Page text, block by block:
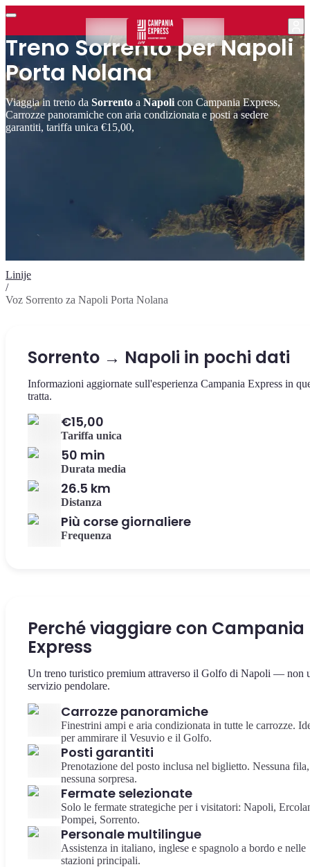
Treno Sorrento per Napoli
Porta Nolana
Viaggia in treno da Sorrento a Napoli con Campania Express,
Carrozze panoramiche con aria condizionata e posti a sedere
garantiti, tariffa unica €15,00,
Linije
/
Voz Sorrento za Napoli Porta Nolana
Sorrento → Napoli in pochi dati
Informazioni aggiornate sull'esperienza Campania Express in
tratta.
€15,00
Tariffa unica
50 min
Durata media
26.5 km
Distanza
Più corse giornaliere
Frequenza
Perché viaggiare con Campania
Express
Un treno turistico premium attraverso il Golfo di Napoli — non
servizio pendolare.
Carrozze panoramiche
Finestrini ampi e aria condizionata in tutte le carrozze.
per ammirare il Vesuvio e il Golfo.
Posti garantiti
Prenotazione del posto inclusa nel biglietto. Nessuna fila,
nessuna sorpresa.
Fermate selezionate
Solo le fermate strategiche per i visitatori: Napoli,
Pompei, Sorrento.
Personale multilingue
Assistenza in italiano, inglese e spagnolo a bordo e nelle
stazioni principali.